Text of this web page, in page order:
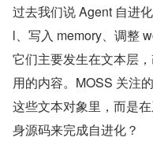
过去我们说 Agent 自进
l、写入 memory、调整
它们主要发生在文本层
用的内容。MOSS 关注
这些文本对象里，而是
身源码来完成自进化？